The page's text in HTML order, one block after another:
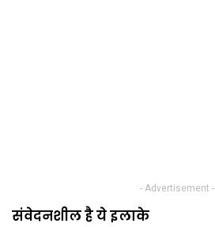
- Advertisement -
संवेदनशील है ये इलाके